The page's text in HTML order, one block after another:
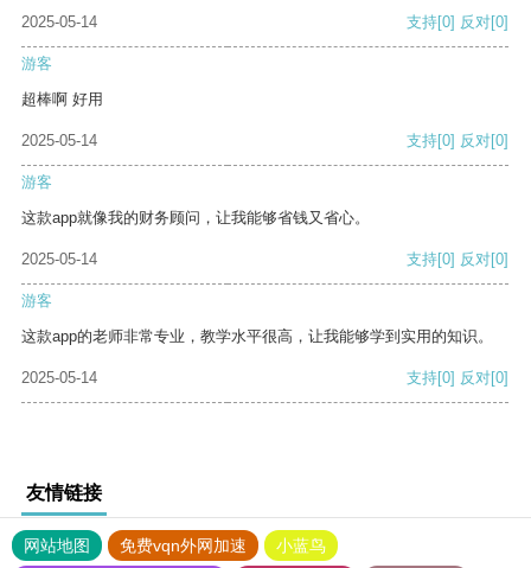
2025-05-14 支持[0] 反对[0]
游客
超棒啊 好用
2025-05-14 支持[0] 反对[0]
游客
这款app就像我的财务顾问，让我能够省钱又省心。
2025-05-14 支持[0] 反对[0]
游客
这款app的老师非常专业，教学水平很高，让我能够学到实用的知识。
2025-05-14 支持[0] 反对[0]
友情链接
网站地图 免费vqn外网加速
小蓝鸟